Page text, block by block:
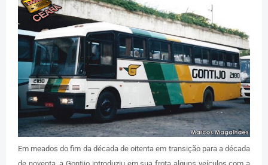
Em meados do fim da década de oitenta em transição para a década